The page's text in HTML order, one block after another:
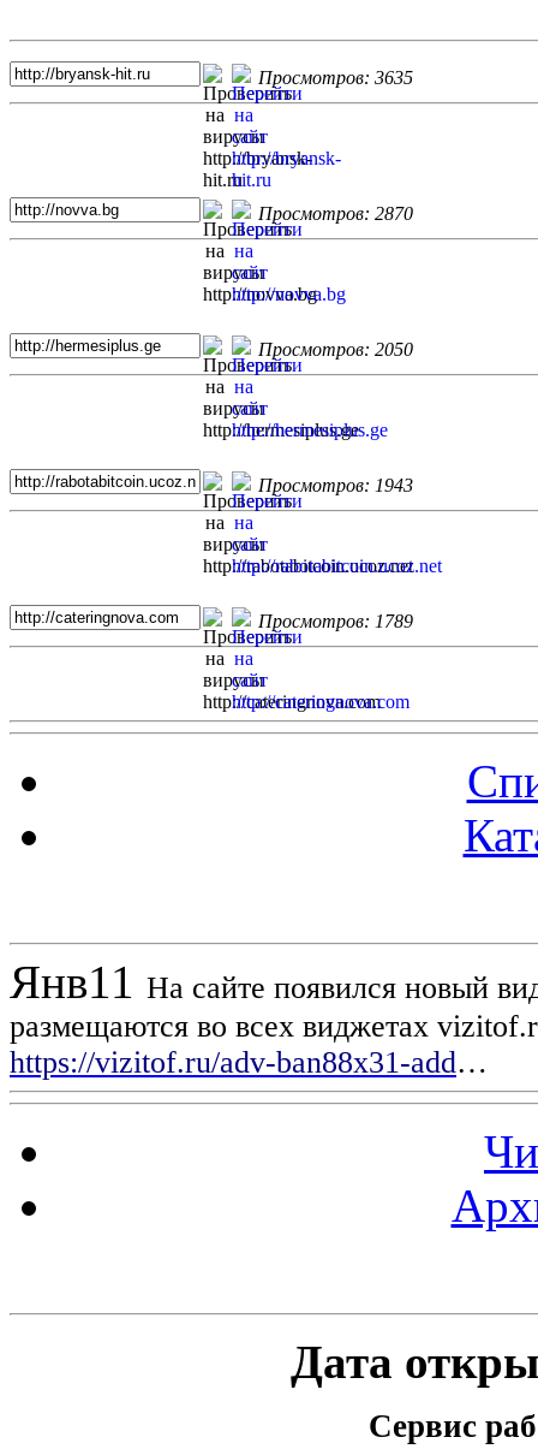
Просмотров: 3635
Просмотров: 2870
Просмотров: 2050
Просмотров: 1943
Просмотров: 1789
Янв11 На сайте появился новый
размещаются во всех виджетах
https://vizitof.ru/adv-ban88x31-add…
Дата
Сервис